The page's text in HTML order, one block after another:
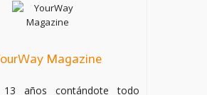
Magazine
años contándote todo